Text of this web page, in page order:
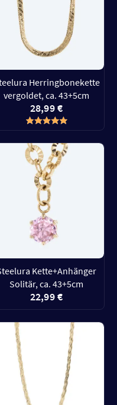
Herringbonekette
vergoldet, ca. 43+5cm
28,99 €
Kette+Anhänger
Solitär, ca. 43+5cm
22,99 €